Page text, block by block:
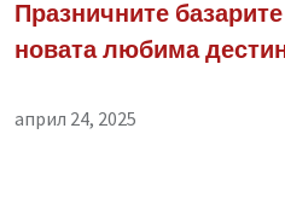
Празничните
новата любима
април 24, 2025